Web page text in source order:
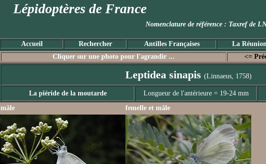
Lépidoptères de France
Nomenclature de référence :
Accueil Rechercher Antilles Françaises La
Cliquer sur une photo pour l'agrandir ... <=
Leptidea sinapis (Linnaeus, 1758)
La piéride de la moutarde Longueur de l'antérieure = 19-24 mm
mâle
femelle et mâle